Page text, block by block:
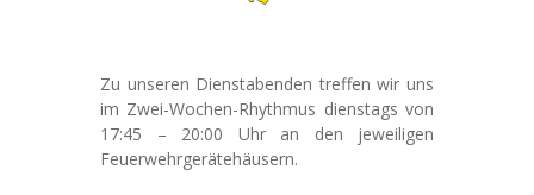
Zu unseren Dienstabenden treffen wir uns
im Zwei-Wochen-Rhythmus dienstags von
17:45 – 20:00 Uhr an den jeweiligen
Feuerwehrgerätehäusern.